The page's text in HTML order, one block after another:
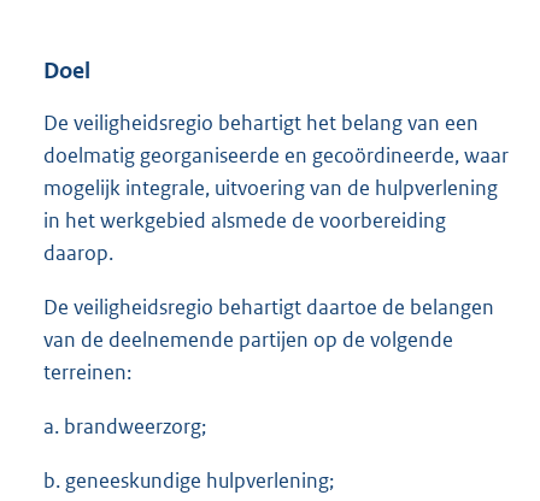
Doel
De veiligheidsregio behartigt het belang van een
doelmatig georganiseerde en gecoördineerde, waar
mogelijk integrale, uitvoering van de hulpverlening
in het werkgebied alsmede de voorbereiding
daarop.
De veiligheidsregio behartigt daartoe de belangen
van de deelnemende partijen op de volgende
terreinen:
a. brandweerzorg;
b. geneeskundige hulpverlening;